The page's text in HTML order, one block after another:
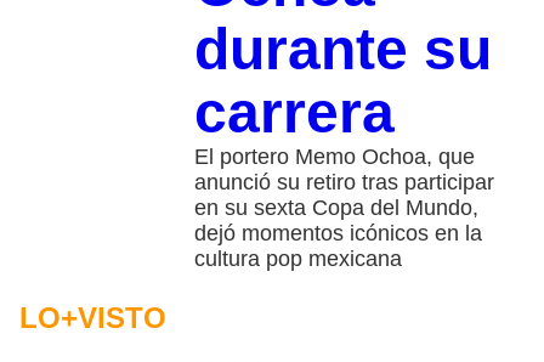
durante su
carrera
El portero Memo Ochoa, que
anunció su retiro tras participar
en su sexta Copa del Mundo,
dejó momentos icónicos en la
cultura pop mexicana
LO+VISTO